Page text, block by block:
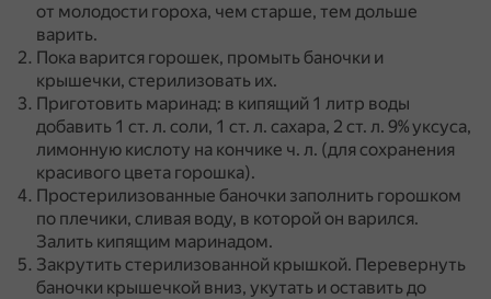
от молодости гороха, чем старше, тем дольше
варить.
Пока варится горошек, промыть баночки и
крышечки, стерилизовать их.
Приготовить маринад: в кипящий 1 литр воды
добавить 1 ст. л. соли, 1 ст. л. сахара, 2 ст. л. 9% уксуса,
лимонную кислоту на кончике ч. л. (для сохранения
красивого цвета горошка).
Простерилизованные баночки заполнить горошком
по плечики, сливая воду, в которой он варился.
Залить кипящим маринадом.
Закрутить стерилизованной крышкой. Перевернуть
баночки крышечкой вниз, укутать и оставить до